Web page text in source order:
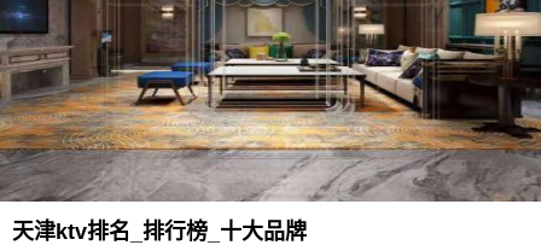
天津ktv排名_排行榜_十大品牌